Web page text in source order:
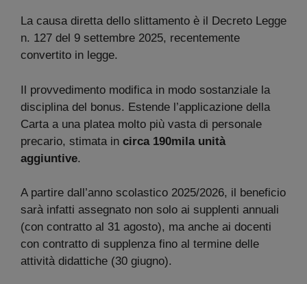
La causa diretta dello slittamento è il Decreto Legge
n. 127 del 9 settembre 2025, recentemente
convertito in legge.
Il provvedimento modifica in modo sostanziale la
disciplina del bonus. Estende l’applicazione della
Carta a una platea molto più vasta di personale
precario, stimata in circa 190mila unità
aggiuntive.
A partire dall’anno scolastico 2025/2026, il beneficio
sarà infatti assegnato non solo ai supplenti annuali
(con contratto al 31 agosto), ma anche ai docenti
con contratto di supplenza fino al termine delle
attività didattiche (30 giugno).